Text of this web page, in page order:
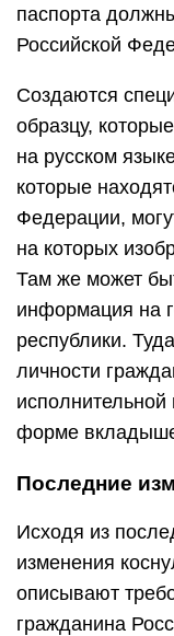
паспорта
Российской
Создаются
образцу,
на русском
которые
Федерации,
на которых
Там же может
информация на
республики.
личности
форме
Последние
Исходя из
изменения
описывают
гражданина